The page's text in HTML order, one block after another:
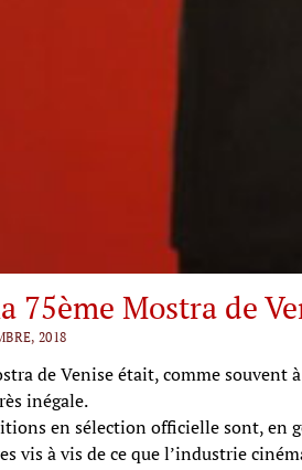
75ème Mostra de
2018
de Venise était, comme souvent
inégale.
en sélection officielle sont, en
vis à vis de ce que l’industrie